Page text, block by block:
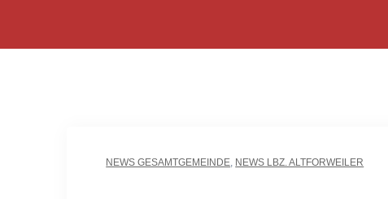
NEWS GESAMTGEMEINDE NEWS LBZ. ALTFORWEILER